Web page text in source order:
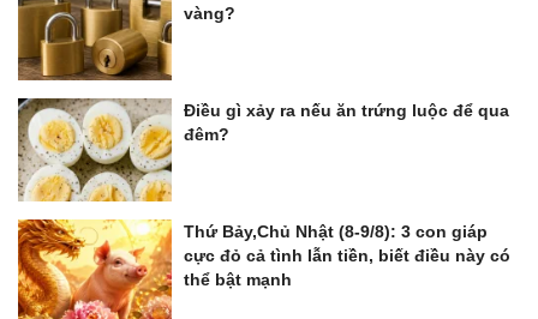
vàng?
Điều gì xảy ra nếu ăn trứng luộc để qua
đêm?
Thứ Bảy,Chủ Nhật (8-9/8): 3 con giáp
cực đỏ cả tình lẫn tiền, biết điều này có
thể bật mạnh